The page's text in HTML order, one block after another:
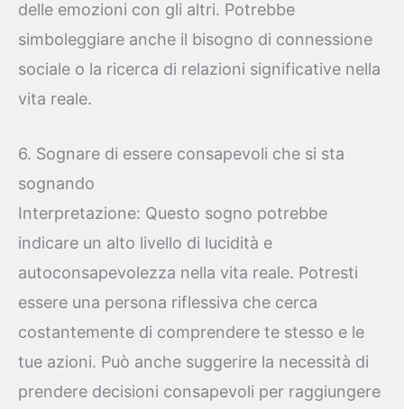
delle emozioni con gli altri. Potrebbe
simboleggiare anche il bisogno di connessione
sociale o la ricerca di relazioni significative nella
vita reale.
6. Sognare di essere consapevoli che si sta
sognando
Interpretazione: Questo sogno potrebbe
indicare un alto livello di lucidità e
autoconsapevolezza nella vita reale. Potresti
essere una persona riflessiva che cerca
costantemente di comprendere te stesso e le
tue azioni. Può anche suggerire la necessità di
prendere decisioni consapevoli per raggiungere